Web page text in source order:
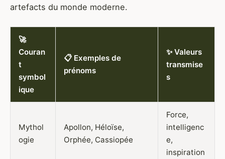
artefacts du monde moderne.
🚀
Couran
t
symbol
ique
📋 Exemples de
prénoms
✨ Valeurs
transmise
s
Mythol
ogie
Apollon, Héloïse,
Orphée, Cassiopée
Force,
intelligenc
e,
inspiration